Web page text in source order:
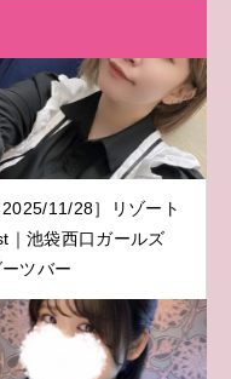
2025/11/28］リゾート
｜池袋西口ガールズ
ーツバー